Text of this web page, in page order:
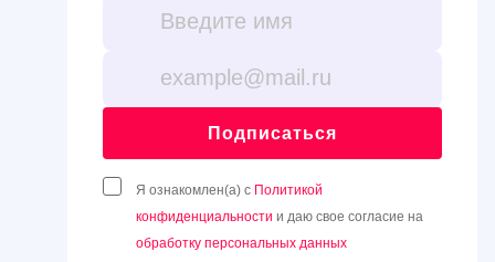
Подписаться
Я ознакомлен(а) с Политикой
конфиденциальности и даю свое согласие на
обработку персональных данных